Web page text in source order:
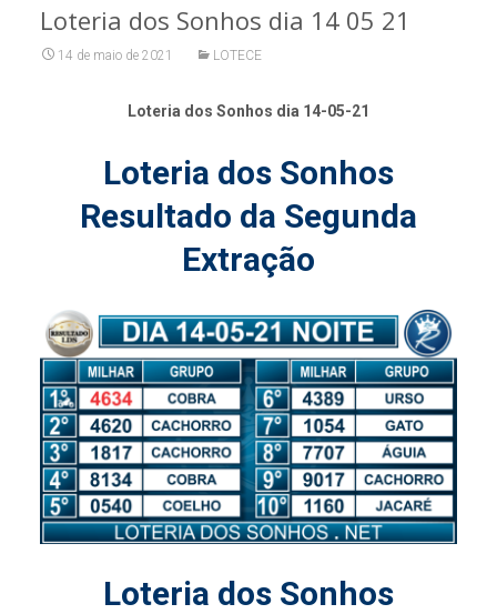
Loteria dos Sonhos dia 14 05 21
14 de maio de 2021 LOTECE
Loteria dos Sonhos dia 14-05-21
Loteria dos Sonhos
Resultado da Segunda
Extração
Loteria dos Sonhos